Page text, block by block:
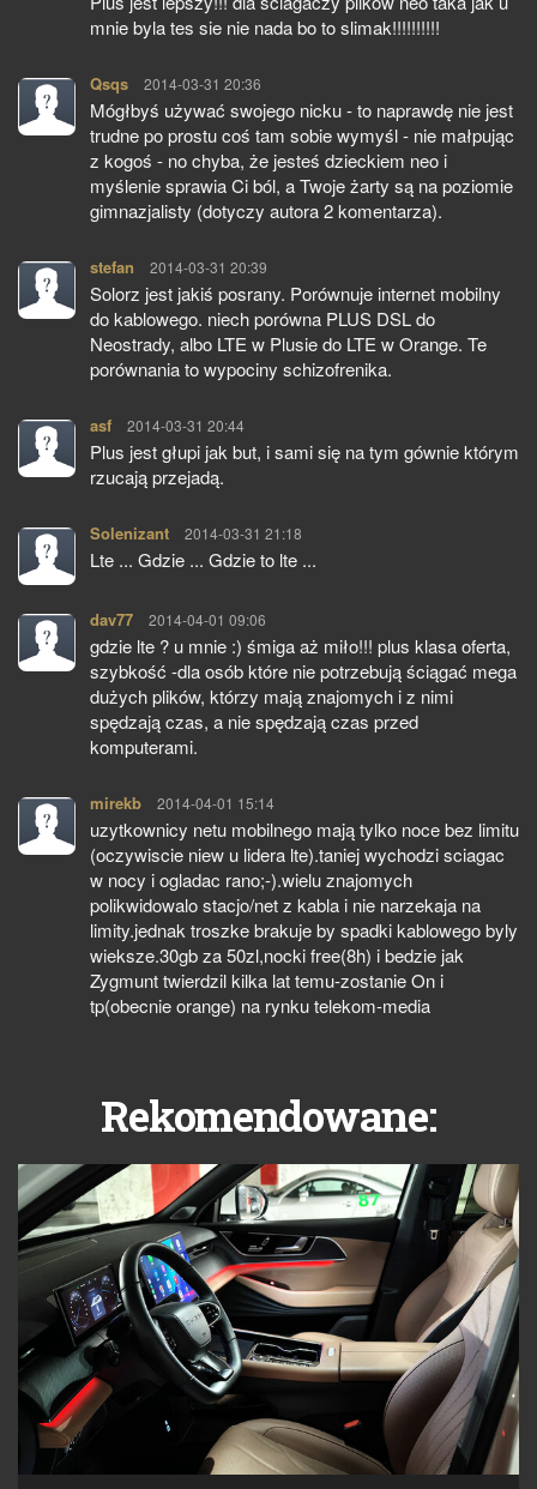
mnie byla tes sie nie nada bo to slimak!!!!!!!!!!
Qsqs pisze:
2014-03-31 20:36
Mógłbyś używać swojego nicku - to naprawdę nie jest
trudne po prostu coś tam sobie wymyśl - nie małpując
z kogoś - no chyba, że jesteś dzieckiem neo i
myślenie sprawia Ci ból, a Twoje żarty są na poziomie
gimnazjalisty (dotyczy autora 2 komentarza).
stefan pisze:
2014-03-31 20:39
Solorz jest jakiś posrany. Porównuje internet mobilny
do kablowego. niech porówna PLUS DSL do
Neostrady, albo LTE w Plusie do LTE w Orange. Te
porównania to wypociny schizofrenika.
asf pisze:
2014-03-31 20:44
Plus jest głupi jak but, i sami się na tym gównie którym
rzucają przejadą.
Solenizant pisze:
2014-03-31 21:18
Lte ... Gdzie ... Gdzie to lte ...
dav77 pisze:
2014-04-01 09:06
gdzie lte ? u mnie :) śmiga aż miło!!! plus klasa oferta,
szybkość -dla osób które nie potrzebują ściągać mega
dużych plików, którzy mają znajomych i z nimi
spędzają czas, a nie spędzają czas przed
komputerami.
mirekb pisze:
2014-04-01 15:14
uzytkownicy netu mobilnego mają tylko noce bez limitu
(oczywiscie niew u lidera lte).taniej wychodzi sciagac
w nocy i ogladac rano;-).wielu znajomych
polikwidowalo stacjo/net z kabla i nie narzekaja na
limity.jednak troszke brakuje by spadki kablowego byly
wieksze.30gb za 50zl,nocki free(8h) i bedzie jak
Zygmunt twierdzil kilka lat temu-zostanie On i
tp(obecnie orange) na rynku telekom-media
Rekomendowane: